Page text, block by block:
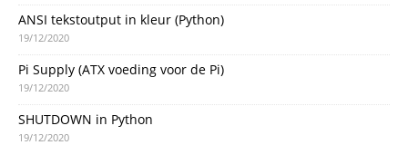
ANSI tekstoutput in kleur (Python)
19/12/2020
Pi Supply (ATX voeding voor de Pi)
19/12/2020
SHUTDOWN in Python
19/12/2020